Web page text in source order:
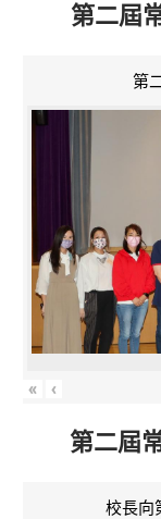
第二屆
第
« ‹
第二屆
校長向